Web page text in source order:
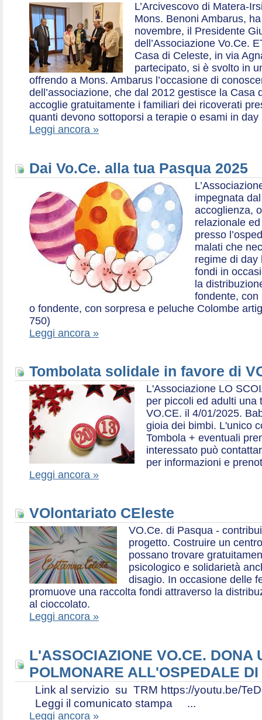
L’Arcivescovo di Matera-
Mons. Benoni Ambarus,
novembre, il Presidente
dell’Associazione Vo.Ce.
Casa di Celeste, in via
partecipato, si è svolto in
offrendo a Mons. Ambarus l’occasione di
dell’associazione, che dal 2012 gestisce la Casa
accoglie gratuitamente i familiari dei ricoverati
quanti devono sottoporsi a terapie o esami in day
Leggi ancora »
Dai Vo.Ce. alla tua Pasqua 2025
impegnata
accoglienza,
relazionale
presso
malati che
regime di day
fondi in
la
fondente, con
o fondente, con sorpresa e peluche Colombe
750)
Leggi ancora »
Tombolata solidale in favore di
L'Associazione LO
per piccoli ed adulti una
VO.CE. il 4/01/2025.
gioia dei bimbi. L'unico
Tombola + eventuali
interessato può
per informazioni e
Leggi ancora »
VOlontariato CEleste
VO.Ce. di Pasqua -
progetto. Costruire un
possano trovare
psicologico e solidarietà
disagio. In occasione delle
promuove una raccolta fondi attraverso la
al cioccolato.
Leggi ancora »
L'ASSOCIAZIONE VO.CE. DONA
POLMONARE ALL'OSPEDALE
Link al servizio su TRM https://youtu.be/
Leggi il comunicato stampa ...
Leggi ancora »